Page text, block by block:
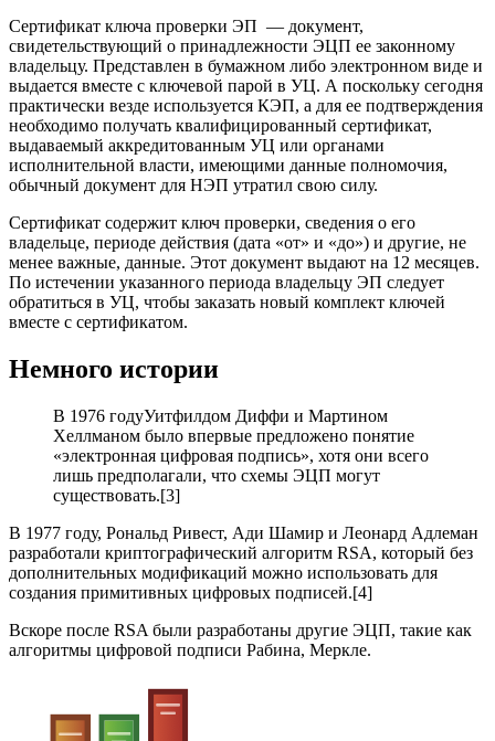
Сертификат ключа проверки ЭП — документ,
свидетельствующий о принадлежности ЭЦП ее законному
владельцу. Представлен в бумажном либо электронном виде и
выдается вместе с ключевой парой в УЦ. А поскольку сегодня
практически везде используется КЭП, а для ее подтверждения
необходимо получать квалифицированный сертификат,
выдаваемый аккредитованным УЦ или органами
исполнительной власти, имеющими данные полномочия,
обычный документ для НЭП утратил свою силу.
Сертификат содержит ключ проверки, сведения о его
владельце, периоде действия (дата «от» и «до») и другие, не
менее важные, данные. Этот документ выдают на 12 месяцев.
По истечении указанного периода владельцу ЭП следует
обратиться в УЦ, чтобы заказать новый комплект ключей
вместе с сертификатом.
Немного истории
В 1976 годуУитфилдом Диффи и Мартином
Хеллманом было впервые предложено понятие
«электронная цифровая подпись», хотя они всего
лишь предполагали, что схемы ЭЦП могут
существовать.[3]
В 1977 году, Рональд Ривест, Ади Шамир и Леонард Адлеман
разработали криптографический алгоритм RSA, который без
дополнительных модификаций можно использовать для
создания примитивных цифровых подписей.[4]
Вскоре после RSA были разработаны другие ЭЦП, такие как
алгоритмы цифровой подписи Рабина, Меркле.